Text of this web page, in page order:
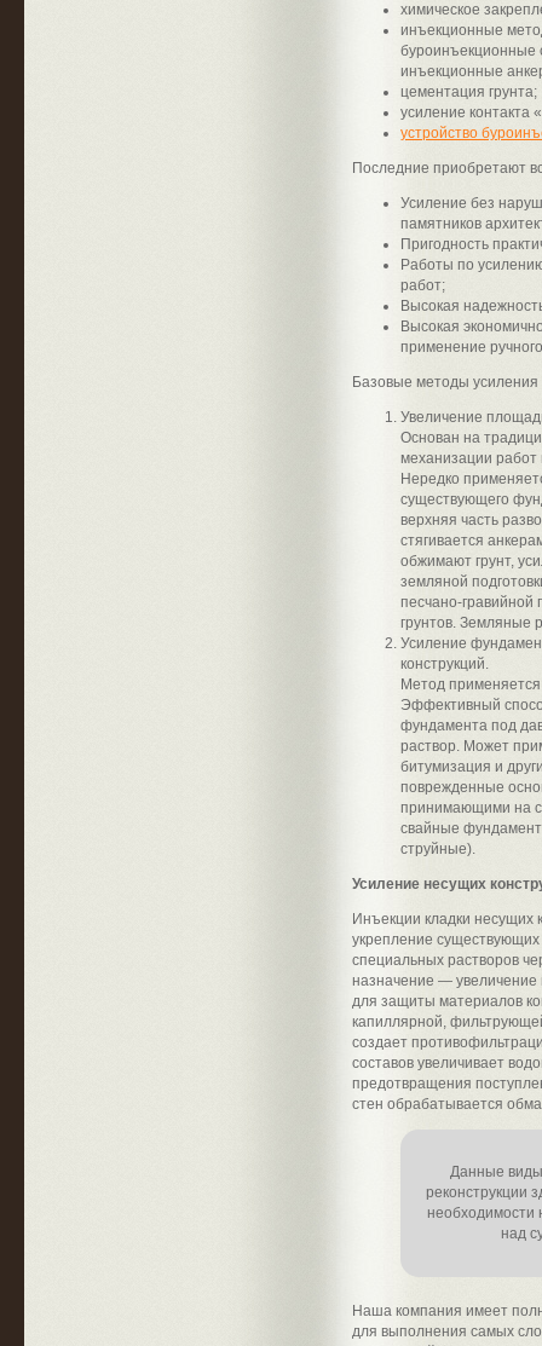
химическое
инъекционные
буроинъекционные
инъекционные
цементация грунта;
усиление контакта
устройство
Последние приобретают
Усиление без
памятников
Пригодность
Работы по
работ;
Высокая
Высокая
применение
Базовые методы
Увеличение
Основан на
механизации
Нередко
существующего
верхняя часть
стягивается
обжимают грунт,
земляной
песчано-
грунтов. Земляные
Усиление
конструкций.
Метод применяется
Эффективный
фундамента под
раствор. Может
битумизация и
поврежденные
принимающими на
свайные
струйные).
Усиление несущих
Инъекции кладки несущих
укрепление
специальных растворов
назначение — увеличение
для защиты материалов
капиллярной,
создает
составов увеличивает
предотвращения
стен обрабатывается
Данные
реконструкции
необходимости
над
Наша компания имеет
для выполнения самых